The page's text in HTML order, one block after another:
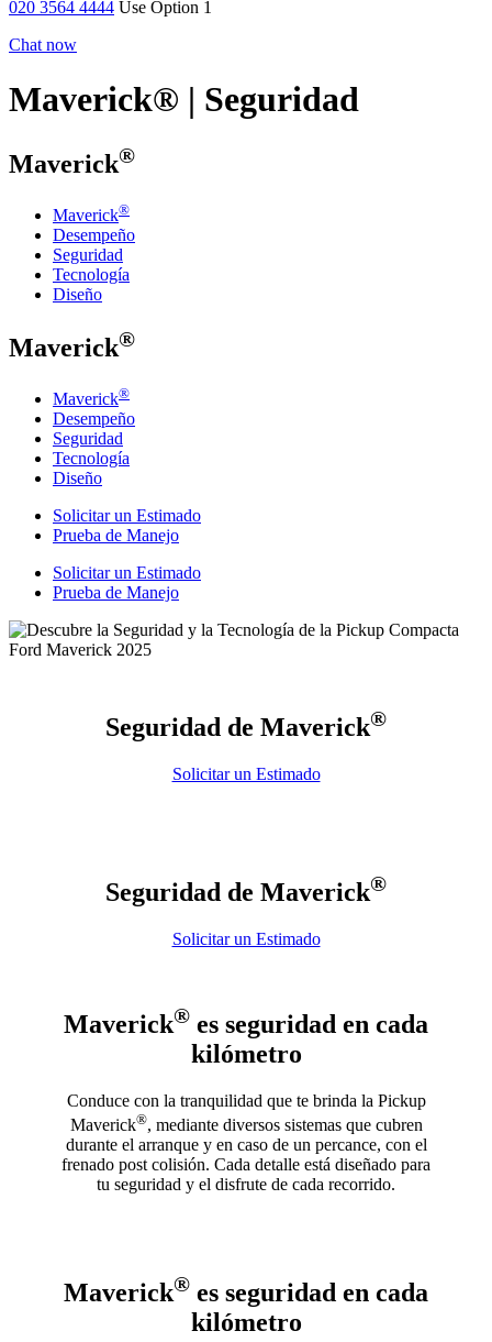
020 3564 4444 Use Option 1
Chat now
Maverick® | Seguridad
Maverick®
Maverick®
Desempeño
Seguridad
Tecnología
Diseño
Maverick®
Maverick®
Desempeño
Seguridad
Tecnología
Diseño
Solicitar un Estimado
Prueba de Manejo
Solicitar un Estimado
Prueba de Manejo
Seguridad de Maverick®
Solicitar un Estimado
Seguridad de Maverick®
Solicitar un Estimado
Maverick® es seguridad en cada
kilómetro
Conduce con la tranquilidad que te brinda la Pickup
Maverick®, mediante diversos sistemas que cubren
durante el arranque y en caso de un percance, con el
frenado post colisión. Cada detalle está diseñado para
tu seguridad y el disfrute de cada recorrido.
Maverick® es seguridad en cada
kilómetro